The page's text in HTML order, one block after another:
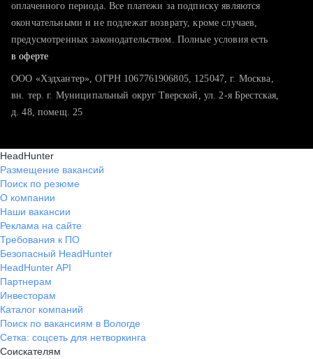
оплаченного периода. Все платежи за подписку являются
окончательными и не подлежат возврату, кроме случаев,
предусмотренных законодательством. Полные условия есть
в оферте
ООО «Хэдхантер», ОГРН 1067761906805, 125047, г. Москва,
вн. тер. г. Муниципальный округ Тверской, ул. 2-я Брестская,
д. 48, помещ. 25
HeadHunter
Размещение вакансий
Поиск по резюме
О компании
Наши вакансии
Реклама на сайте
Требования к ПО
Безопасный HeadHunter
HeadHunter API
Партнерам
Инвесторам
Каталог компаний
Поиск по вакансиям в Вологде
Сетка: соцсеть для нетворкинга
Соискателям